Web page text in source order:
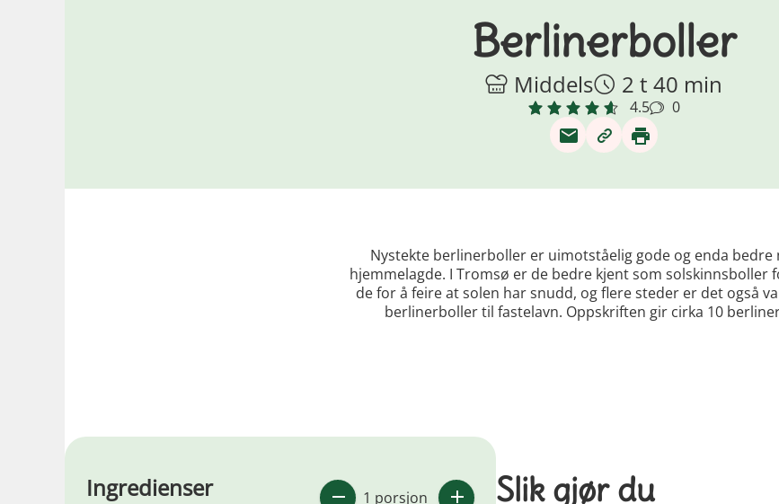
Berlinerboller
Middels 2 t 40 min
4.5 0
Nystekte berlinerboller er uimotståelig gode og enda bedre
hjemmelagde. I Tromsø er de bedre kjent som solskinnsboller
de for å feire at solen har snudd, og flere steder er det også
berlinerboller til fastelavn. Oppskriften gir cirka 10
Ingredienser 1 porsjon Slik gjør du